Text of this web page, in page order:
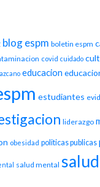
blog espm boletin espm
covid cuidado
educacion
estudiantes
liderazgo
obesidad politicas publicas
salud mental